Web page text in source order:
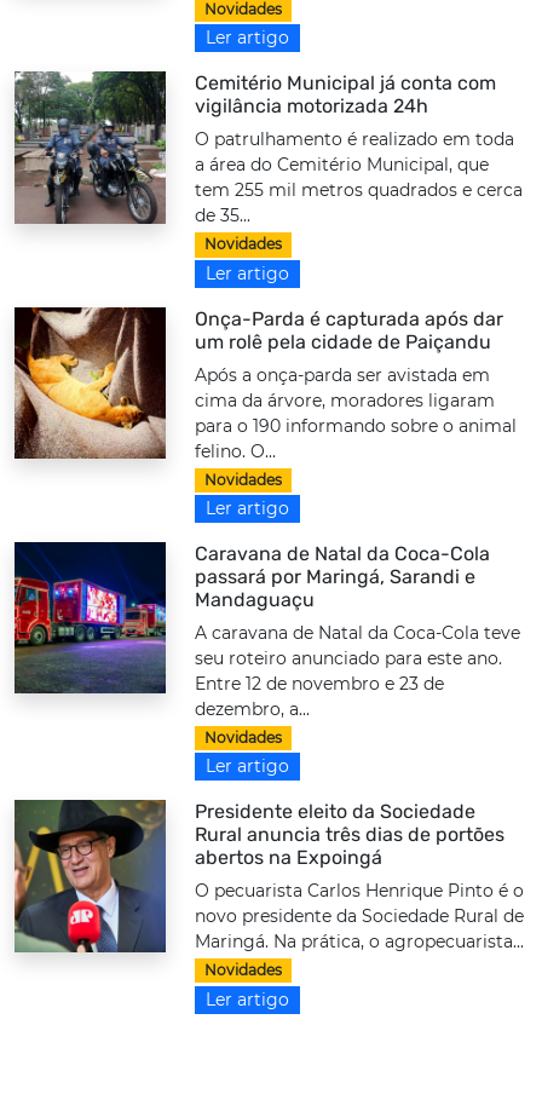
Novidades
Ler artigo
Cemitério Municipal já conta com
vigilância motorizada 24h
O patrulhamento é realizado em toda
a área do Cemitério Municipal, que
tem 255 mil metros quadrados e cerca
de 35...
Novidades
Ler artigo
Onça-Parda é capturada após dar
um rolê pela cidade de Paiçandu
Após a onça-parda ser avistada em
cima da árvore, moradores ligaram
para o 190 informando sobre o animal
felino. O...
Novidades
Ler artigo
Caravana de Natal da Coca-Cola
passará por Maringá, Sarandi e
Mandaguaçu
A caravana de Natal da Coca-Cola teve
seu roteiro anunciado para este ano.
Entre 12 de novembro e 23 de
dezembro, a...
Novidades
Ler artigo
Presidente eleito da Sociedade
Rural anuncia três dias de portões
abertos na Expoingá
O pecuarista Carlos Henrique Pinto é o
novo presidente da Sociedade Rural de
Maringá. Na prática, o agropecuarista...
Novidades
Ler artigo